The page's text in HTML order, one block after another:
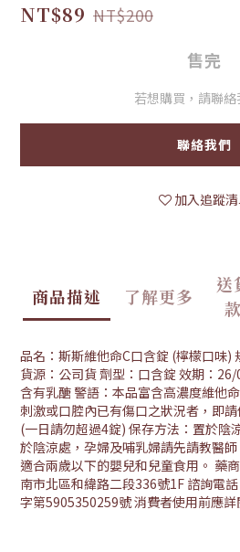
NT$89 NT$200
售完
若想購買，請聯絡
聯絡我們
加入追蹤
商品描述 了解更多
送
品名：斯斯維他命C口含錠 (檸檬口味)
貨源：公司貨 劑型：口含錠 效期：
含有乳醣 警語：本品富含高濃度維他
刺激或口腔內已有傷口之狀況者，即
(一日請勿超過4錠) 保存方法：置於陰
於陰涼處，孕婦及哺乳婦請先請教醫
適合兩歲以下的嬰兒和兒童食用。 藥
南市北區和緯路二段336號1F 諮詢電
字第5905350259號 消費者使用前應